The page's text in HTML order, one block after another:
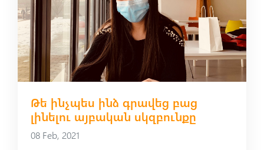
Թե ինչպես ինձ գրավեց բաց
լինելու այբական սկզբունքը
08 Feb, 2021